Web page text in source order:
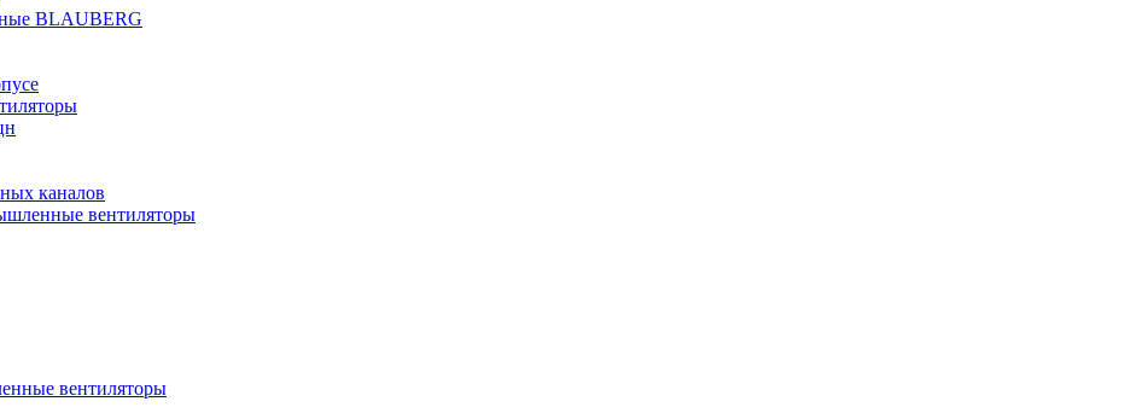
BLAUBERG
каналов
вентиляторы
вентиляторы